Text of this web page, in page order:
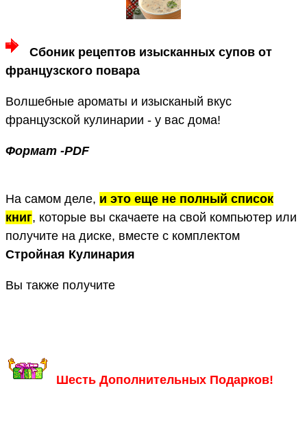
Сбоник рецептов изысканных супов от
французского повара
Волшебные ароматы и изысканый вкус
французской кулинарии - у вас дома!
Формат -PDF
На самом деле, и это еще не полный список
книг, которые вы скачаете на свой компьютер или
получите на диске, вместе с комплектом
Стройная Кулинария
Вы также получите
Шесть Дополнительных Подарков!